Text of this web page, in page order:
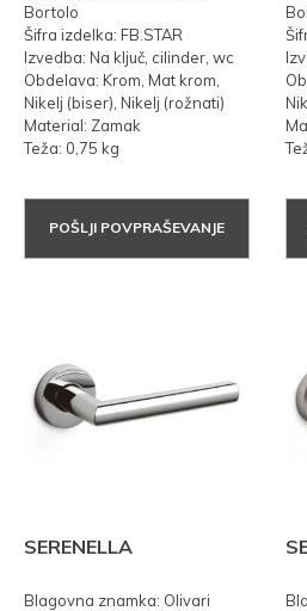
Bortolo
Šifra izdelka: FB.STAR
Izvedba: Na ključ, cilinder, wc
Obdelava: Krom, Mat krom,
Nikelj (biser), Nikelj (rožnati)
Material: Zamak
Teža: 0,75 kg
POŠLJI POVPRAŠEVANJE
SERENELLA
Blagovna znamka: Olivari